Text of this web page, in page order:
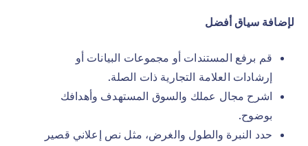
لإضافة سياق أفضل
قم برفع المستندات أو مجموعات البيانات أو
إرشادات العلامة التجارية ذات الصلة.
اشرح مجال عملك والسوق المستهدف وأهدافك
بوضوح.
حدد النبرة والطول والغرض، مثل نص إعلاني قصير